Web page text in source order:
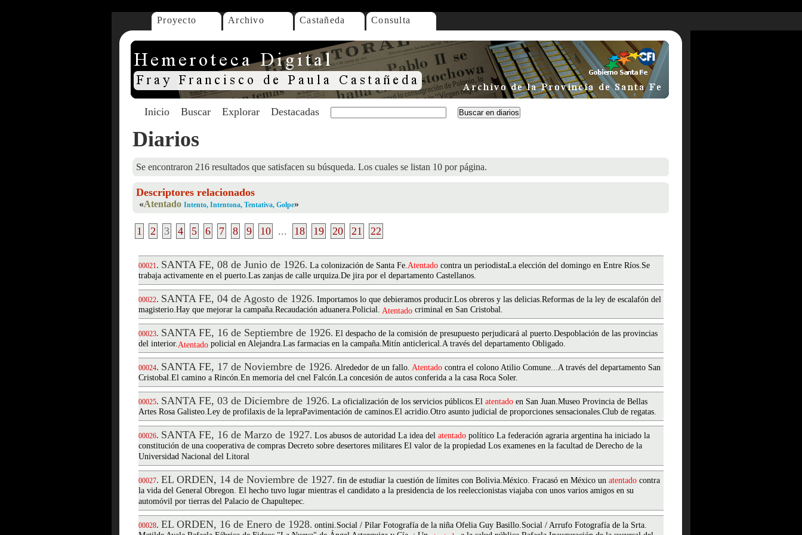
Proyecto Archivo Castañeda Consulta
Inicio Buscar Explorar Destacadas
Diarios
Se encontraron 216 resultados que satisfacen su búsqueda. Los cuales se listan 10 por página.
Descriptores relacionados
«Atentado Intento, Intentona, Tentativa, Golpe»
1 2 3 4 5 6 7 8 9 10 ... 18 19 20 21 22
00021. SANTA FE, 08 de Junio de 1926. La colonización de Santa Fe.Atentado contra un periodistaLa elección del domingo en Entre Ríos.Se
trabaja activamente en el puerto.Las zanjas de calle urquiza.De jira por el departamento Castellanos.
00022. SANTA FE, 04 de Agosto de 1926. Importamos lo que debieramos producir.Los obreros y las delicias.Reformas de la ley de escalafón del
magisterio.Hay que mejorar la campaña.Recaudación aduanera.Policial. Atentado criminal en San Cristobal.
00023. SANTA FE, 16 de Septiembre de 1926. El despacho de la comisión de presupuesto perjudicará al puerto.Despoblación de las provincias
del interior.Atentado policial en Alejandra.Las farmacias en la campaña.Mitín anticlerical.A través del departamento Obligado.
00024. SANTA FE, 17 de Noviembre de 1926. Alrededor de un fallo. Atentado contra el colono Atilio Comune...A través del departamento San
Cristobal.El camino a Rincón.En memoria del cnel Falcón.La concesión de autos conferida a la casa Roca Soler.
00025. SANTA FE, 03 de Diciembre de 1926. La oficialización de los servicios públicos.El atentado en San Juan.Museo Provincia de Bellas
Artes Rosa Galisteo.Ley de profilaxis de la lepraPavimentación de caminos.El acridio.Otro asunto judicial de proporciones sensacionales.Club de regatas.
00026. SANTA FE, 16 de Marzo de 1927. Los abusos de autoridad La idea del atentado político La federación agraria argentina ha iniciado la
constitución de una cooperativa de compras Decreto sobre desertores militares El valor de la propiedad Los examenes en la facultad de Derecho de la
Universidad Nacional del Litoral
00027. EL ORDEN, 14 de Noviembre de 1927. fin de estudiar la cuestión de límites con Bolivia.México. Fracasó en México un atentado contra
la vida del General Obregon. El hecho tuvo lugar mientras el candidato a la presidencia de los reeleccionistas viajaba con unos varios amigos en su
automóvil por tierras del Palacio de Chapultepec.
00028. EL ORDEN, 16 de Enero de 1928. ontini.Social / Pilar Fotografía de la niña Ofelia Guy Basillo.Social / Arrufo Fotografía de la Srta.